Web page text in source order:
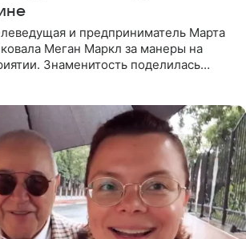
и предприниматель Марта
Меган Маркл за манеры на
Знаменитость поделилась